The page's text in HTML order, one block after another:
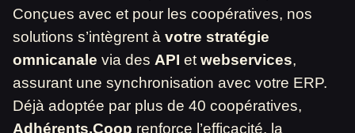
Conçues avec et pour les coopératives, nos
solutions s’intègrent à votre stratégie
omnicanale via des API et webservices,
assurant une synchronisation avec votre ERP.
Déjà adoptée par plus de 40 coopératives,
Adhérents.Coop renforce l’efficacité, la